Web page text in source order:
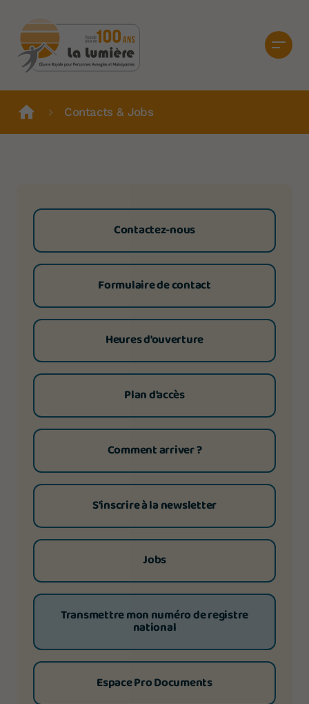
Contacts & Jobs
Contactez-nous
Formulaire de contact
Heures d'ouverture
Plan d'accès
Comment arriver ?
S'inscrire à la newsletter
Jobs
Transmettre mon numéro de registre
national
Espace Pro Documents